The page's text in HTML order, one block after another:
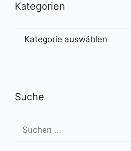
Kategorien
Kategorien
Suche
Suchen
nach: